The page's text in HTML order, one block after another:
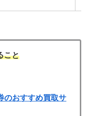
こと
のおすすめ買取サ